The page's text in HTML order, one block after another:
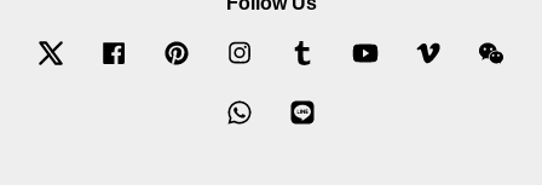
Twitter Facebook Pinterest Instagram Tumblr YouTube Vimeo
Whatsapp